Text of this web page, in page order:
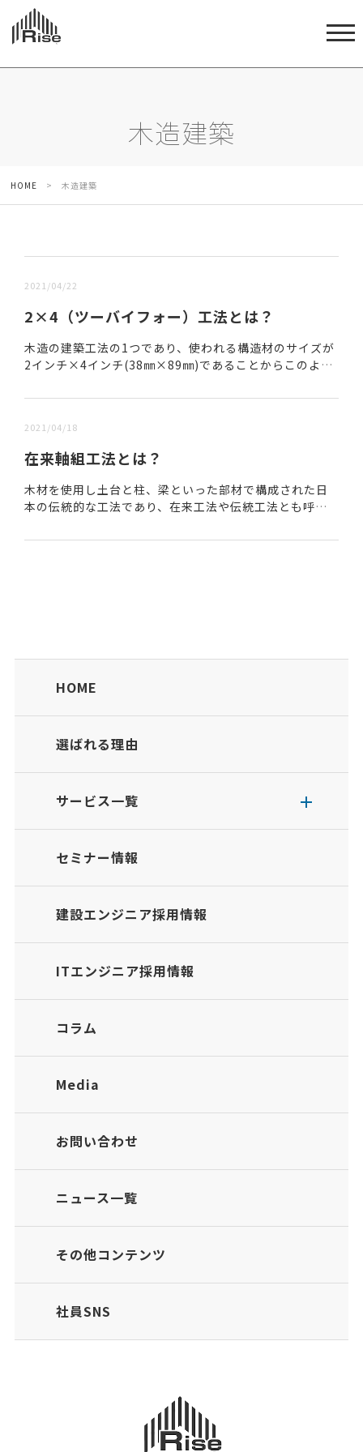
木造建築
HOME > 木造建築
2021/04/22
2×4（ツーバイフォー）工法とは？
木造の建築工法の1つであり、使われる構造材のサイズが
2インチ×4インチ(38㎜×89㎜)であることからこのよう
あり、使用する部位によって2×6材、2×...
2021/04/18
在来軸組工法とは？
木材を使用し土台と柱、梁といった部材で構成された日
本の伝統的な工法であり、在来工法や伝統工法とも呼ば
採用されている。在来軸組工法のメリット、デメリット...
HOME
選ばれる理由
サービス一覧
セミナー情報
建設エンジニア採用情報
ITエンジニア採用情報
コラム
Media
お問い合わせ
ニュース一覧
その他コンテンツ
社員SNS